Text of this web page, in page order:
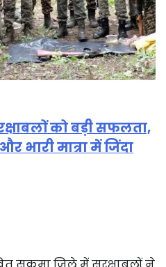
को बड़ी सफलता,
भारी मात्रा में जिंदा